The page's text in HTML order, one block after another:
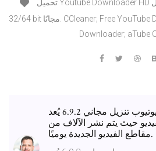
32/64 bit مجانًا. CCleaner; Free YouTube Download; Freemake Video
Downloader; aTube
يوتيوب تنزيل مجاني 6.9.2 يُعد YouTube استضافًا
حيث يتم نشر الآلاف من
مقاطع الفيديو الجديدة يوميًا.